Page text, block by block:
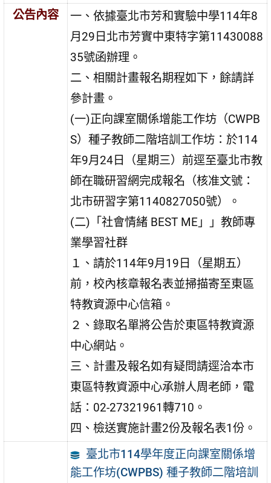
公告內容
一、依據臺北市芳和實驗中學114年8
月29日北市芳實中東特字第11430088
35號函辦理。
二、相關計畫報名期程如下，餘請詳
參計畫。
(一)正向課室關係增能工作坊（CWPB
S）種子教師二階培訓工作坊：於114
年9月24日（星期三）前逕至臺北市教
師在職研習網完成報名（核准文號：
北市研習字第1140827050號）。
(二)「社會情緒 BEST ME」」教師專
業學習社群
１、請於114年9月19日（星期五）
前，校內核章報名表並掃描寄至東區
特教資源中心信箱。
２、錄取名單將公告於東區特教資源
中心網站。
三、計畫及報名如有疑問請逕洽本市
東區特教資源中心承辦人周老師，電
話：02-27321961轉710。
四、檢送實施計畫2份及報名表1份。
臺北市114學年度正向課室關係增
能工作坊(CWPBS) 種子教師二階培訓